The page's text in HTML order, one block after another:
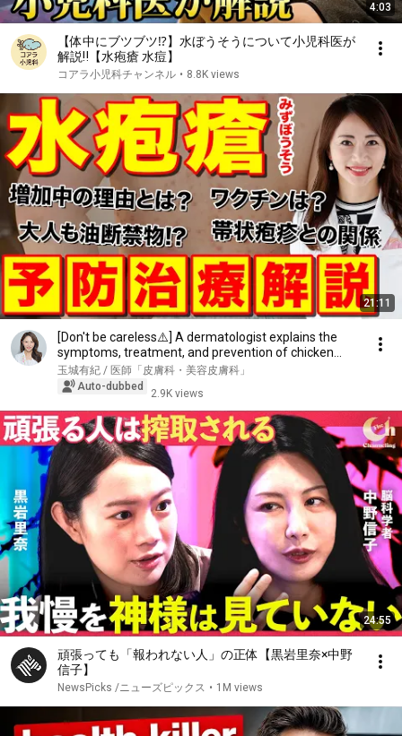
4:03
【体中にブツブツ⁉︎】水ぼうそうについて小児科医が
解説‼︎【水疱瘡 水痘】
コアラ小児科チャンネル • 8.8K views
21:11
[Don't be careless⚠️] A dermatologist explains the
symptoms, treatment, and prevention of chicken...
玉城有紀 / 医師「皮膚科・美容皮膚科」
Auto-dubbed
2.9K views
24:55
頑張っても「報われない人」の正体【黒岩里奈×中野
信子】
NewsPicks /ニューズピックス • 1M views